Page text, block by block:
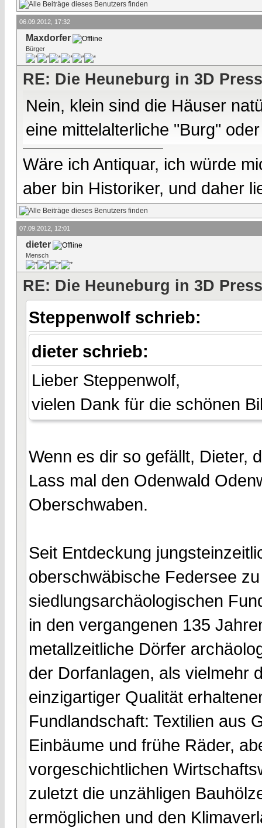
06.09.2012, 17:32
Maxdorfer
Bürger
RE: Die Heuneburg in 3D
Nein, klein sind die Häuser
eine mittelalterliche "Burg"
Wäre ich Antiquar, ich würde
aber bin Historiker, und daher
07.09.2012, 12:01
dieter
Mensch
RE: Die Heuneburg in 3D
Steppenwolf schrieb:
dieter schrieb:
Lieber Steppenwolf,
vielen Dank für die schönen
Wenn es dir so gefällt, Dieter,
Lass mal den Odenwald
Oberschwaben.
Seit Entdeckung
oberschwäbische Federsee
siedlungsarchäologischen
in den vergangenen 135
metallzeitliche Dörfer
der Dorfanlagen, als vielmehr
einzigartiger Qualität
Fundlandschaft: Textilien aus
Einbäume und frühe Räder,
vorgeschichtlichen
zuletzt die unzähligen
ermöglichen und den